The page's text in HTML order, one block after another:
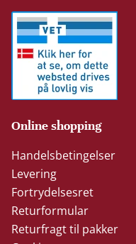
Online shopping
Handelsbetingelser
Levering
Fortrydelsesret
Returformular
Returfragt til pakker